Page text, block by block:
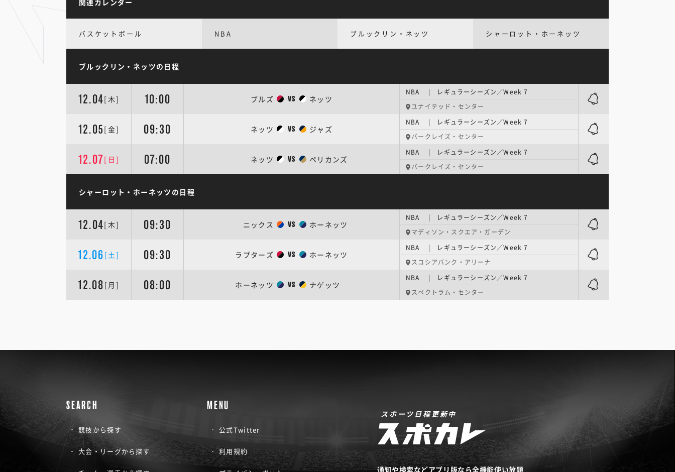
関連カレンダー
バスケットボール NBA ブルックリン・ネッツ シャーロット・ホーネッツ
ブルックリン・ネッツの日程
12.04[木] 10:00 ブルズ VS ネッツ
NBA | レギュラーシーズン／Week 7
ユナイテッド・センター
12.05 [金] 09:30 ネッツ VS ジャズ
NBA | レギュラーシーズン／Week 7
バークレイズ・センター
12.07[日] 07:00 ネッツ VS ペリカンズ
NBA | レギュラーシーズン／Week 7
バークレイズ・センター
シャーロット・ホーネッツの日程
12.04[木] 09:30 ニックス VS ホーネッツ
NBA | レギュラーシーズン／Week 7
マディソン・スクエア・ガーデン
12.06 [土] 09:30 ラプターズ VS ホーネッツ
NBA | レギュラーシーズン／Week 7
スコシアバンク・アリーナ
12.08 [月] 08:00 ホーネッツ VS ナゲッツ
NBA | レギュラーシーズン／Week 7
スペクトラム・センター
SEARCH
競技から探す
大会・リーグから探す
MENU
公式Twitter
利用規約
スポーツ日程更新中
通知や検索などアプリ版なら全機能使い放題